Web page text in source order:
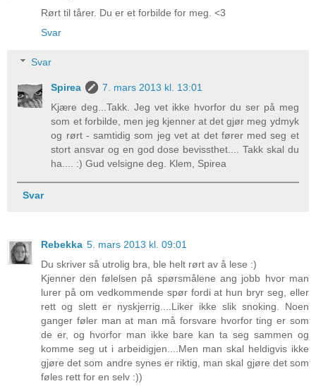
Rørt til tårer. Du er et forbilde for meg. <3
Svar
Svar
Spirea
7. mars 2013 kl. 13:01
Kjære deg...Takk. Jeg vet ikke hvorfor du ser på meg
som et forbilde, men jeg kjenner at det gjør meg ydmyk
og rørt - samtidig som jeg vet at det fører med seg et
stort ansvar og en god dose bevissthet.... Takk skal du
ha.... :) Gud velsigne deg. Klem, Spirea
Svar
Rebekka 5. mars 2013 kl. 09:01
Du skriver så utrolig bra, ble helt rørt av å lese :)
Kjenner den følelsen på spørsmålene ang jobb hvor man
lurer på om vedkommende spør fordi at hun bryr seg, eller
rett og slett er nyskjerrig....Liker ikke slik snoking. Noen
ganger føler man at man må forsvare hvorfor ting er som
de er, og hvorfor man ikke bare kan ta seg sammen og
komme seg ut i arbeidigjen....Men man skal heldigvis ikke
gjøre det som andre synes er riktig, man skal gjøre det som
føles rett for en selv :))